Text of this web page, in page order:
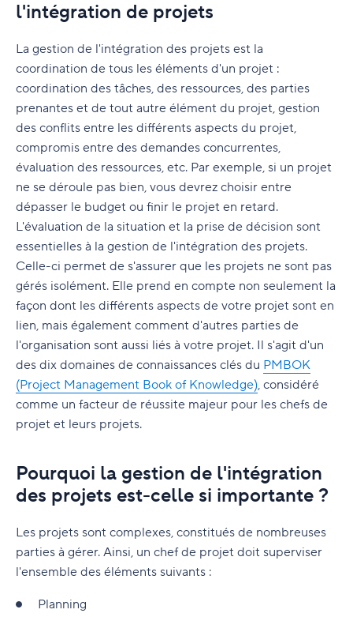
F. Méthode PMBOK
Clôture du projet
Clôture du projet
?
Quels sont les avantages d'un logiciel de gestion
de projet ?
Comment sélectionner le meilleur logiciel de
gestion de projet ?
Quand faut-il investir dans un logiciel de gestion
de projet ?
Combien coûte un logiciel de gestion du travail
?
Comment choisir un logiciel de gestion de
projet ?
Qu'est-ce qui constitue une équipe de projet
performante ?
Faites le succès de la réunion de lancement du
projet
Astuces pour une gestion d'équipe efficace
Comment créer un environnement de travail
collaboratif ?
Techniques et astuces de gestion de projet
Astuces pour la collaboration à distance et pour
les réunions virtuelles
Les 12 principes agiles
Astuces de la gestion de projet Agile
Quand ne pas utiliser la méthode de gestion de
projet Agile
Agile vs Scrum
La gestion de projet Agile vs Waterfall
Ressources supplémentaires Agile
Difficultés courantes lors de l'adoption de la
Conseils en gestion du changement pour la
mise en œuvre d'Agile dans l'environnement
Waterfall
Les cinq meilleurs livres sur la méthodologie
Agile
Entreprises leader qui utilisent la méthodologie
Agile
Comment choisir le meilleur outil de gestion de
projet Agile ?
Le déploiement de votre premier flux de travail
et plan de projet Agile
Plus qu'une méthodologie : Comment créer un
environnement Agile ?
Cadres de gestion de projet
A. Qu'est-ce que le cadre de gestion de projet ?
B. Qu'est-ce que les cadres Agile ont en
commun ?
C. Le cadre Scrum
D. Autres méthodes Agile populaires pour la
E. Définition de Agile Epics
F. Les meilleures pratiques de gestion de projet
pour choisir le bon cadre
G. Outils de gestion de projet agile gratuits
Ressources
Formation et ressources pour la gestion de
projet
Formation en gestion de projet
Livres sur la gestion de projet
Inspiration de leadership
Glossaire
FAQ
Développement professionnel
Méthodologies
Outils
PM Software Features
PMI
Terminologie avancée
Terminologie de base
l'intégration de projets
La gestion de l'intégration des projets est la
coordination de tous les éléments d'un projet :
coordination des tâches, des ressources, des parties
prenantes et de tout autre élément du projet, gestion
des conflits entre les différents aspects du projet,
compromis entre des demandes concurrentes,
évaluation des ressources, etc. Par exemple, si un projet
ne se déroule pas bien, vous devrez choisir entre
dépasser le budget ou finir le projet en retard.
L'évaluation de la situation et la prise de décision sont
essentielles à la gestion de l'intégration des projets.
Celle-ci permet de s'assurer que les projets ne sont pas
gérés isolément. Elle prend en compte non seulement la
façon dont les différents aspects de votre projet sont en
lien, mais également comment d'autres parties de
l'organisation sont aussi liés à votre projet. Il s'agit d'un
des dix domaines de connaissances clés du PMBOK
(Project Management Book of Knowledge), considéré
comme un facteur de réussite majeur pour les chefs de
projet et leurs projets.
Pourquoi la gestion de l'intégration
des projets est-celle si importante ?
Les projets sont complexes, constitués de nombreuses
parties à gérer. Ainsi, un chef de projet doit superviser
l'ensemble des éléments suivants :
Planning